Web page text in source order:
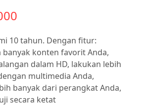
10 tahun. Dengan fitur:
banyak konten favorit Anda,
dalam HD, lakukan lebih
multimedia Anda,
banyak dari perangkat Anda,
secara ketat